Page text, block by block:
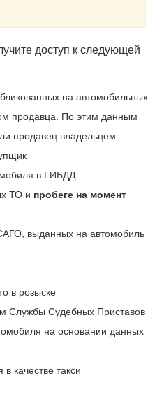
доступ к следующей
на автомобильных
продавца. По этим данным
продавец владельцем
в ГИБДД
ТО и пробеге на момент
выданных на автомобиль
в розыске
Службы Судебных Приставов
на основании данных
качестве такси